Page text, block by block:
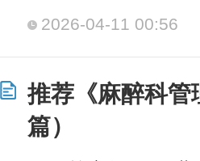
2026-04-11 00:56
推荐《麻醉科管
篇）